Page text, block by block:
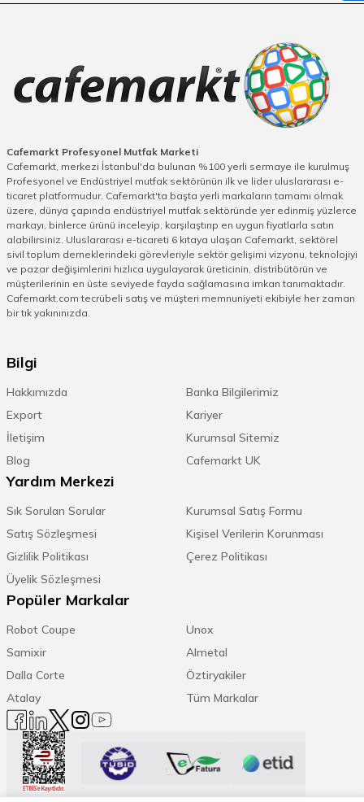
Cafemarkt Profesyonel Mutfak Marketi
Cafemarkt, merkezi İstanbul'da bulunan %100 yerli sermaye ile kurulmuş
Profesyonel ve Endüstriyel mutfak sektörünün ilk ve lider uluslararası e-
ticaret platformudur. Cafemarkt'ta başta yerli markaların tamamı olmak
üzere, dünya çapında endüstriyel mutfak sektöründe yer edinmiş yüzlerce
markayı, binlerce ürünü inceleyip, karşılaştırıp en uygun fiyatlarla satın
alabilirsiniz. Uluslararası e-ticareti 6 kıtaya ulaşan Cafemarkt, sektörel
sivil toplum derneklerindeki görevleriyle sektör gelişimi vizyonu, teknolojiyi
ve pazar değişimlerini hızlıca uygulayarak üreticinin, distribütörün ve
müşterilerinin en üste seviyede fayda sağlamasına imkan tanımaktadır.
Cafemarkt.com tecrübeli satış ve müşteri memnuniyeti ekibiyle her zaman
bir tık yakınınızda.
Bilgi
Hakkımızda
Banka Bilgilerimiz
Export
Kariyer
İletişim
Kurumsal Sitemiz
Blog
Cafemarkt UK
Yardım Merkezi
Sık Sorulan Sorular
Kurumsal Satış Formu
Satış Sözleşmesi
Kişisel Verilerin Korunması
Gizlilik Politikası
Çerez Politikası
Üyelik Sözleşmesi
Popüler Markalar
Robot Coupe
Unox
Samixir
Almetal
Dalla Corte
Öztiryakiler
Atalay
Tüm Markalar